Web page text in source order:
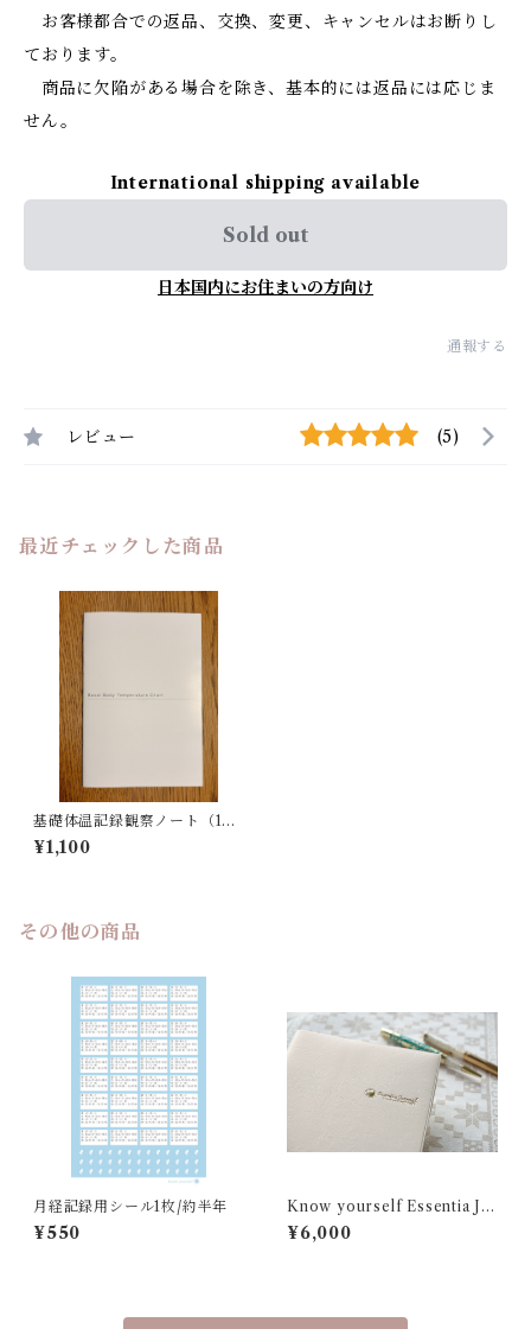
お客様都合での返品、交換、変更、キャンセルはお断りし
ております。
商品に欠陥がある場合を除き、基本的には返品には応じま
せん。
International shipping available
Sold out
日本国内にお住まいの方向け
通報する
レビュー (5)
最近チェックした商品
基礎体温記録観察ノート（14
ヶ月分）
¥1,100
その他の商品
月経記録用シール1枚/約半年
¥550
Know yourself Essentia Jo
urnal 2026 身体と共に私を生
きる1ヶ月の過ごし方【手帳１
¥6,000